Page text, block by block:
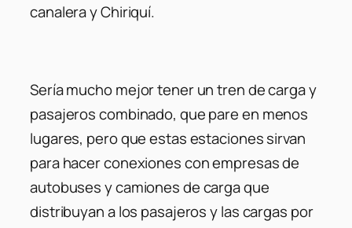
canalera y Chiriquí.
Sería mucho mejor tener un tren de carga y
pasajeros combinado, que pare en menos
lugares, pero que estas estaciones sirvan
para hacer conexiones con empresas de
autobuses y camiones de carga que
distribuyan a los pasajeros y las cargas por